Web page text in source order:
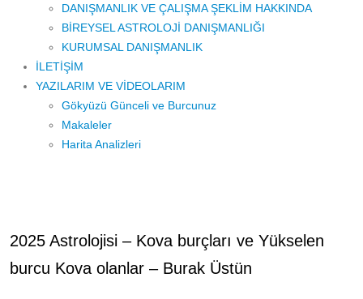
DANIŞMANLIK VE ÇALIŞMA ŞEKLİM HAKKINDA
BİREYSEL ASTROLOJİ DANIŞMANLIĞI
KURUMSAL DANIŞMANLIK
İLETİŞİM
YAZILARIM VE VİDEOLARIM
Gökyüzü Günceli ve Burcunuz
Makaleler
Harita Analizleri
2025 Astrolojisi – Kova burçları ve Yükselen
burcu Kova olanlar – Burak Üstün